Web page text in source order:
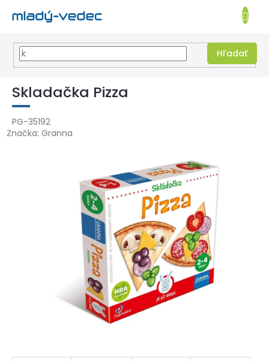
Prejsť
obsah
EUR
Hľadať
KOŠÍK
Skladačka Pizza
PG-35192
Značka: Granna